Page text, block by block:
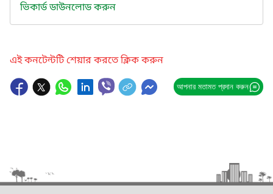
ভিকার্ড ডাউনলোড করুন
এই কনটেন্টটি শেয়ার করতে ক্লিক করুন
আপনার মতামত প্রদান করুন